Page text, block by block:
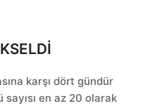
karşı dört gündür
en az 20 olarak